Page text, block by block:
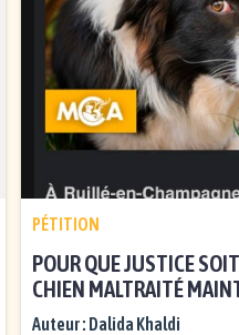
PÉTITION
POUR QUE JUSTICE
CHIEN MALTRAITÉ
Auteur : Dalida Khaldi